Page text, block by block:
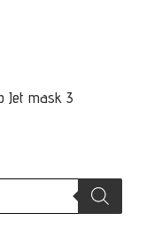
Jet mask 3